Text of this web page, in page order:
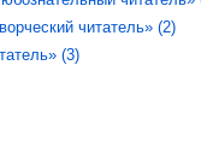
читатель» (2)
(3)